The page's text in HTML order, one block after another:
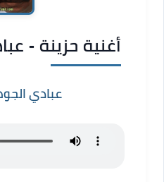
أغنية حزينة -
عبادي